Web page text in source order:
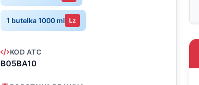
1 butelka 1000 ml Lz
KOD ATC
B05BA10